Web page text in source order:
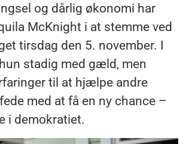
og dårlig økonomi har
McKnight i at stemme ved
tirsdag den 5. november. I
stadig med gæld, men
til at hjælpe andre
med at få en ny chance –
i demokratiet.